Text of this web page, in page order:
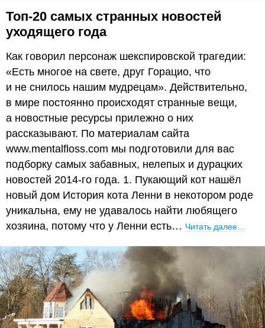
Топ-20 самых странных новостей
уходящего года
Как говорил персонаж шекспировской трагедии:
«Есть многое на свете, друг Горацио, что
и не снилось нашим мудрецам». Действительно,
в мире постоянно происходят странные вещи,
а новостные ресурсы прилежно о них
рассказывают. По материалам сайта
www.mentalfloss.com мы подготовили для вас
подборку самых забавных, нелепых и дурацких
новостей 2014-го года. 1. Пукающий кот нашёл
новый дом История кота Ленни в некотором роде
уникальна, ему не удавалось найти любящего
хозяина, потому что у Ленни есть… Читать далее…